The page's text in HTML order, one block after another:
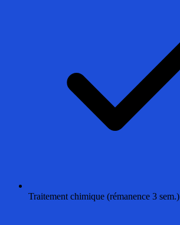
Traitement chimique (rémanence 3 sem.)